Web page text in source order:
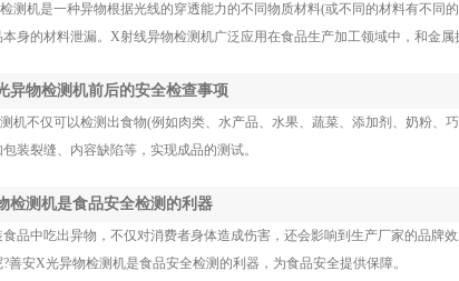
测机是一种异物根据光线的穿透能力的不同物质材料(或不同的材料有不同
身的材料泄漏。X射线异物检测机广泛应用在食品生产加工领域中，和金
异物检测机前后的安全检查事项
机不仅可以检测出食物(例如肉类、水产品、水果、蔬菜、添加剂、奶粉、
装裂缝、内容缺陷等，实现成品的测试。
检测机是食品安全检测的利器
品中吃出异物，不仅对消费者身体造成伤害，还会影响到生产厂家的品牌
善安X光异物检测机是食品安全检测的利器，为食品安全提供保障。